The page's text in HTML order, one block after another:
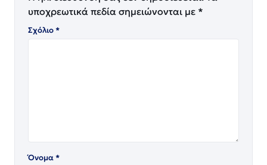
υποχρεωτικά πεδία σημειώνονται με *
Σχόλιο*
Όνομα*